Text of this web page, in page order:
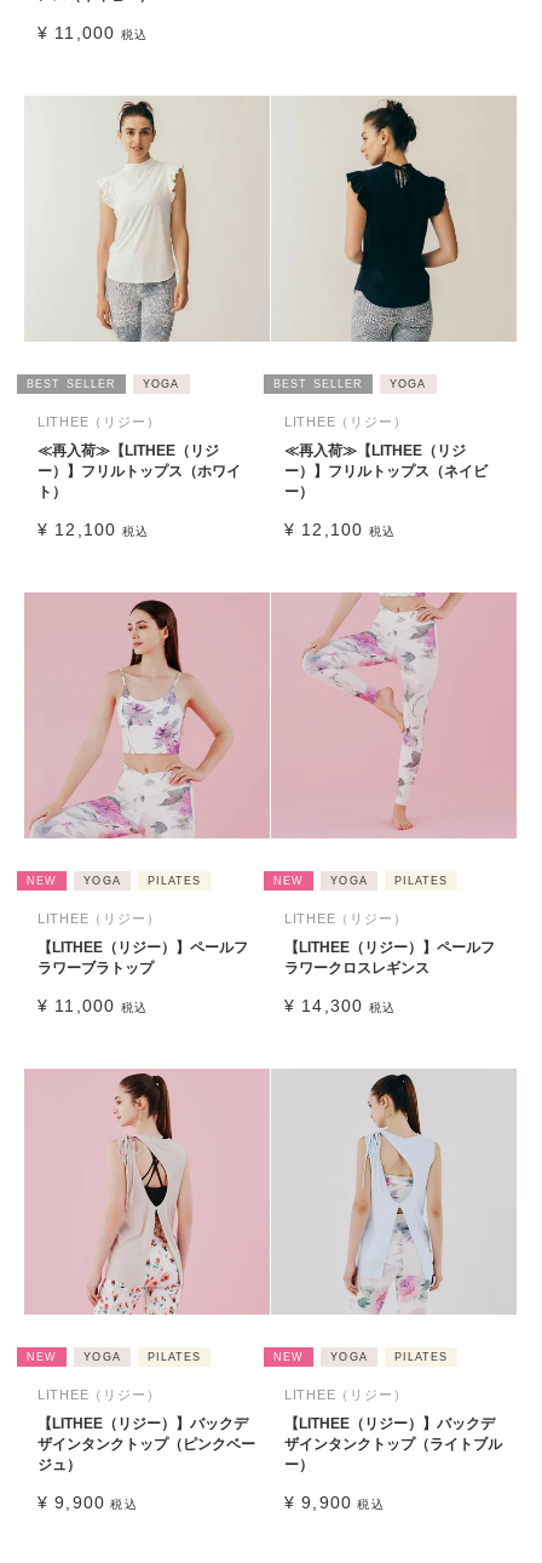
¥ 11,000 税込
BEST SELLER YOGA
LITHEE（リジー）
≪再入荷≫【LITHEE（リジ
ー）】フリルトップス（ホワイ
ト）
¥ 12,100 税込
BEST SELLER YOGA
LITHEE（リジー）
≪再入荷≫【LITHEE（リジ
ー）】フリルトップス（ネイビ
ー）
¥ 12,100 税込
NEW YOGA PILATES
LITHEE（リジー）
【LITHEE（リジー）】ペールフ
ラワーブラトップ
¥ 11,000 税込
NEW YOGA PILATES
LITHEE（リジー）
【LITHEE（リジー）】ペールフ
ラワークロスレギンス
¥ 14,300 税込
NEW YOGA PILATES
LITHEE（リジー）
【LITHEE（リジー）】バックデ
ザインタンクトップ（ピンクベー
ジュ）
¥ 9,900 税込
NEW YOGA PILATES
LITHEE（リジー）
【LITHEE（リジー）】バックデ
ザインタンクトップ（ライトブル
ー）
¥ 9,900 税込